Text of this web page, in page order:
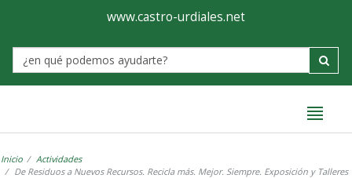
Ayuntamiento
de
Castro-
www.castro-urdiales.net
Label
Inicio
Actividades
De Residuos a Nuevos Recursos. Recicla más. Mejor. Siempre. Exposición y Talleres